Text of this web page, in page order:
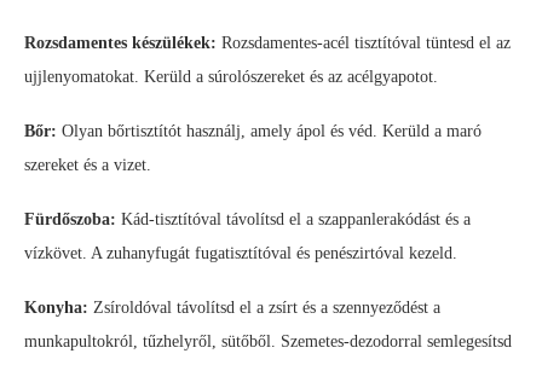
Rozsdamentes készülékek: Rozsdamentes-acél tisztítóval tüntesd el az
ujjlenyomatokat. Kerüld a súrolószereket és az acélgyapotot.
Bőr: Olyan bőrtisztítót használj, amely ápol és véd. Kerüld a maró
szereket és a vizet.
Fürdőszoba: Kád-tisztítóval távolítsd el a szappanlerakódást és a
vízkövet. A zuhanyfugát fugatisztítóval és penészirtóval kezeld.
Konyha: Zsíroldóval távolítsd el a zsírt és a szennyeződést a
munkapultokról, tűzhelyről, sütőből. Szemetes-dezodorral semlegesítsd